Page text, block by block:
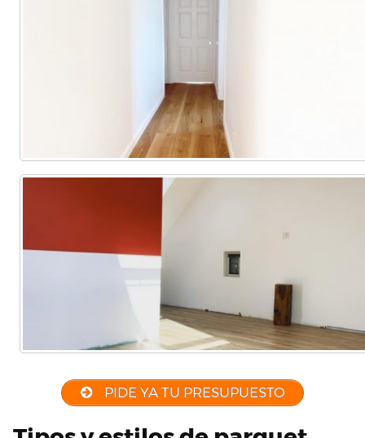
PIDE YA TU PRESUPUESTO